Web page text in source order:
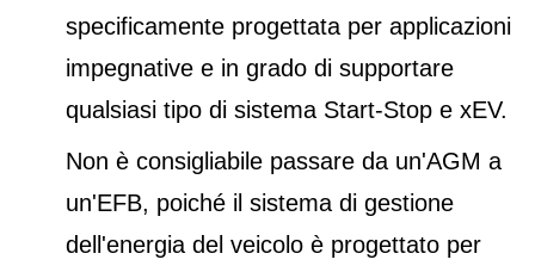
specificamente progettata per applicazioni
impegnative e in grado di supportare
qualsiasi tipo di sistema Start-Stop e xEV.
Non è consigliabile passare da un'AGM a
un'EFB, poiché il sistema di gestione
dell'energia del veicolo è progettato per